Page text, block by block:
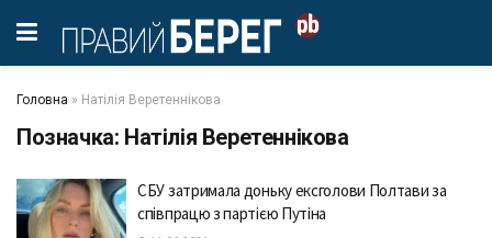
Головна » Натілія Веретеннікова
Позначка: Натілія Веретеннікова
СБУ затримала доньку ексголови Полтави за
співпрацю з партією Путіна